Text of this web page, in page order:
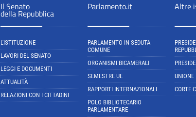
Il Senato
della Repubblica
L'ISTITUZIONE
LAVORI DEL SENATO
LEGGI E DOCUMENTI
ATTUALITÀ
RELAZIONI CON I CITTADINI
Parlamento.it
PARLAMENTO IN SEDUTA
COMUNE
ORGANISMI BICAMERALI
SEMESTRE UE
RAPPORTI INTERNAZIONALI
POLO BIBLIOTECARIO
PARLAMENTARE
Altre
UNIONE
CORTE